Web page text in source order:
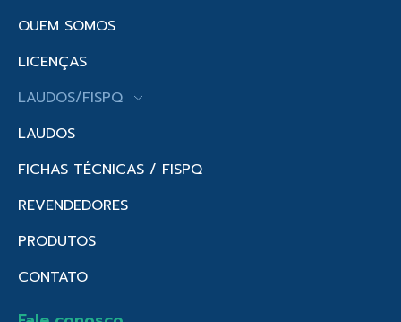
QUEM SOMOS
LICENÇAS
LAUDOS/FISPQ
LAUDOS
FICHAS TÉCNICAS / FISPQ
REVENDEDORES
PRODUTOS
CONTATO